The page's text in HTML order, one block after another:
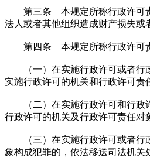
第三条 本规定所称行政许可责
法人或者其他组织造成财产损失或
第四条 本规定所称行政许可责
（一）在实施行政许可或者行政
实施行政许可的机关和行政许可责
（二）在实施行政许可和行政许
行政许可的机关及行政许可责任对
（三）在实施行政许可或者行政
象构成犯罪的，依法移送司法机关